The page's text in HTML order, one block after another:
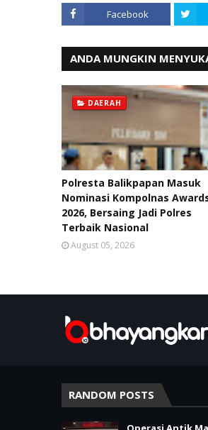
Facebook
ANDA MUNGKIN
DAERAH
Polresta Balikpapan Masuk
Nominasi Kompolnas
2026, Bersaing Jadi Polres
Terbaik Nasional
August 05, 2026
RANDOM POSTS